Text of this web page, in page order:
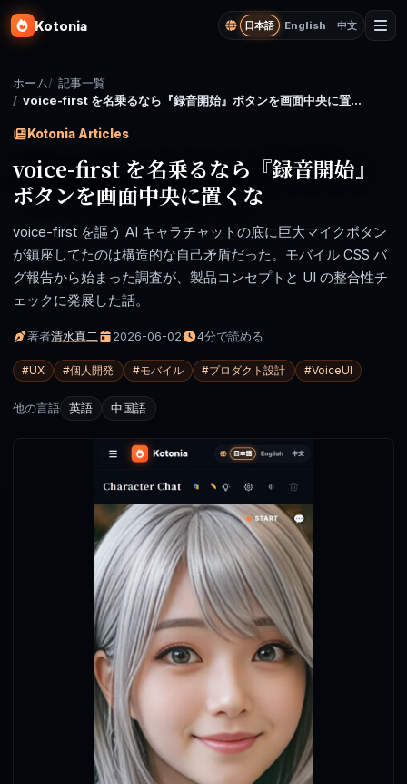
Kotonia 日本語 English 中文
ホーム
記事一覧
voice-first を名乗るなら『録音開始』ボタンを画面中央に置くな
Kotonia Articles
voice-first を名乗るなら『録音開始』
ボタンを画面中央に置くな
voice-first を謳う AI キャラチャットの底に巨大マイクボタン
が鎮座してたのは構造的な自己矛盾だった。モバイル CSS バ
グ報告から始まった調査が、製品コンセプトと UI の整合性チ
ェックに発展した話。
著者清水真二 2026-06-02 4分で読める
#UX #個人開発 #モバイル #プロダクト設計 #VoiceUI
他の言語 英語 中国語